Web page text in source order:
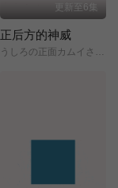
更新至6集
正后方的神威
うしろの正面カムイさん/